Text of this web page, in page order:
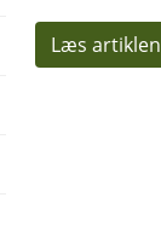
Læs artiklen